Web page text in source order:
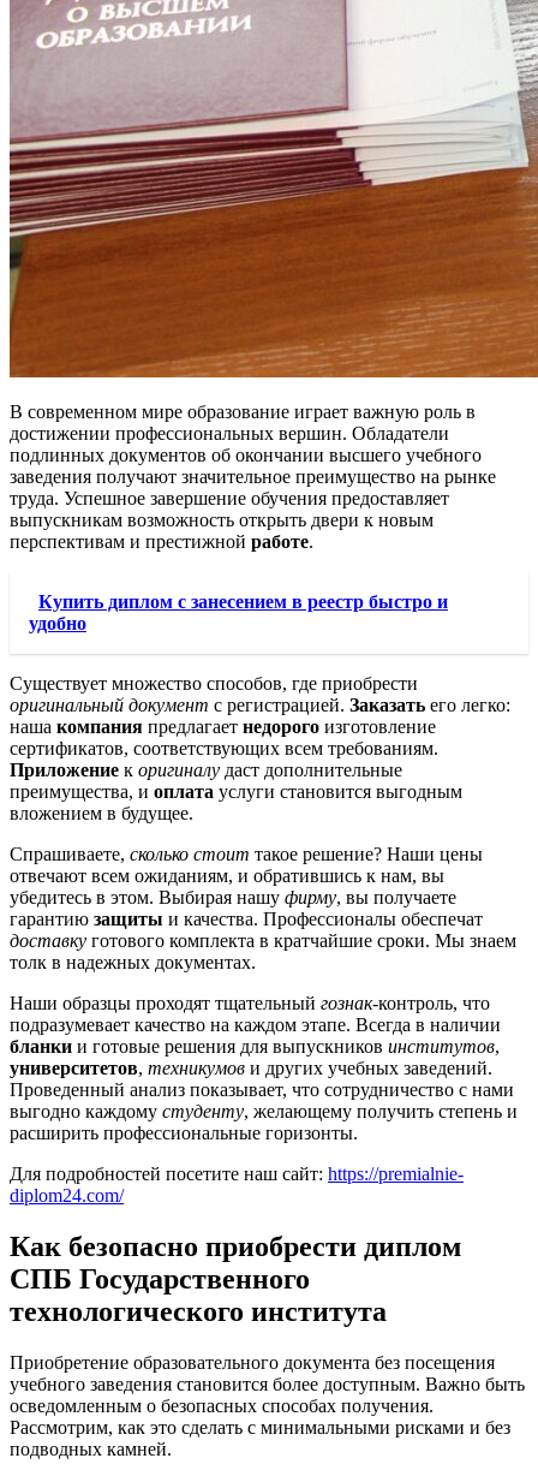
В современном мире образование играет важную роль в
достижении профессиональных вершин. Обладатели
подлинных документов об окончании высшего учебного
заведения получают значительное преимущество на рынке
труда. Успешное завершение обучения предоставляет
выпускникам возможность открыть двери к новым
перспективам и престижной работе.
Купить диплом с занесением в реестр быстро и
удобно
Существует множество способов, где приобрести
оригинальный документ с регистрацией. Заказать его легко:
наша компания предлагает недорого изготовление
сертификатов, соответствующих всем требованиям.
Приложение к оригиналу даст дополнительные
преимущества, и оплата услуги становится выгодным
вложением в будущее.
Спрашиваете, сколько стоит такое решение? Наши цены
отвечают всем ожиданиям, и обратившись к нам, вы
убедитесь в этом. Выбирая нашу фирму, вы получаете
гарантию защиты и качества. Профессионалы обеспечат
доставку готового комплекта в кратчайшие сроки. Мы знаем
толк в надежных документах.
Наши образцы проходят тщательный гознак-контроль, что
подразумевает качество на каждом этапе. Всегда в наличии
бланки и готовые решения для выпускников институтов,
университетов, техникумов и других учебных заведений.
Проведенный анализ показывает, что сотрудничество с нами
выгодно каждому студенту, желающему получить степень и
расширить профессиональные горизонты.
Для подробностей посетите наш сайт: https://premialnie-
diplom24.com/
Как безопасно приобрести диплом
СПБ Государственного
технологического института
Приобретение образовательного документа без посещения
учебного заведения становится более доступным. Важно быть
осведомленным о безопасных способах получения.
Рассмотрим, как это сделать с минимальными рисками и без
подводных камней.